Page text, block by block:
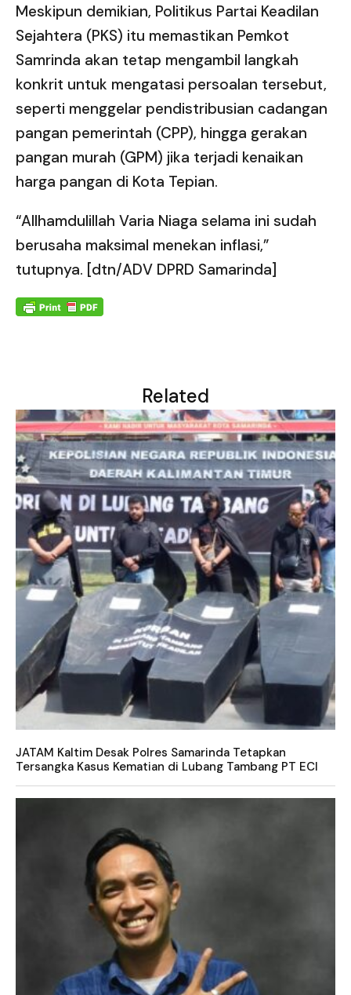
Meskipun demikian, Politikus Partai Keadilan
Sejahtera (PKS) itu memastikan Pemkot
Samrinda akan tetap mengambil langkah
konkrit untuk mengatasi persoalan tersebut,
seperti menggelar pendistribusian cadangan
pangan pemerintah (CPP), hingga gerakan
pangan murah (GPM) jika terjadi kenaikan
harga pangan di Kota Tepian.
“Allhamdulillah Varia Niaga selama ini sudah
berusaha maksimal menekan inflasi,”
tutupnya. [dtn/ADV DPRD Samarinda]
Related
JATAM Kaltim Desak Polres Samarinda Tetapkan
Tersangka Kasus Kematian di Lubang Tambang PT ECI